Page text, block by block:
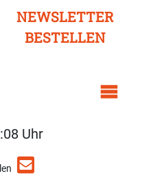
NEWSLETTER
BESTELLEN
Uhr